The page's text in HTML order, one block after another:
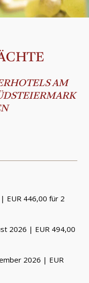
AM
EUR 446,00 für 2
2026 | EUR 494,00
2026 | EUR